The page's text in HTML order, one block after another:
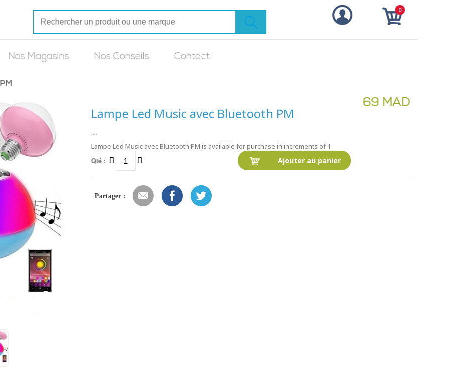
0
Nos Magasins Nos Conseils Contact
Lampe Led Music avec Bluetooth PM
69 MAD
....
Lampe Led Music avec Bluetooth PM is available for purchase in increments of 1
Qté : Ajouter au panier
Partager :